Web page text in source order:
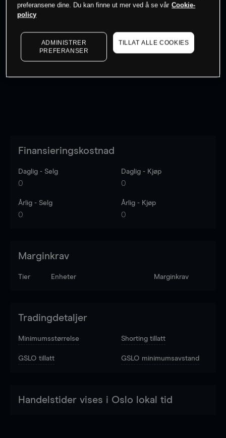
Kursene er veiledende.Log in
Finansieringskostnad
Daglig - Selg
0
Daglig - Kjøp
0
Årlig - Selg
0
Årlig - Kjøp
0
Marginkrav
Tier Enheter Marginkrav
Tradingdetaljer
Minimumsstørrelse Shorting tillatt
GSLO tillatt GSLO minimumsavstand
Handelstider vises i Oslo lokal tid
preferansene dine. Du kan finne ut mer ved å se vår Cookie-
policy
ADMINISTRER
PREFERANSER
TILLAT ALLE COOKIES